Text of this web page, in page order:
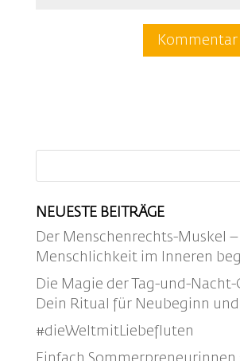
NEUESTE BEITRÄGE
Der Menschenrechts-Muskel
Menschlichkeit im Inneren
Die Magie der Tag-und-Nacht-
Dein Ritual für Neubeginn
#dieWeltmitLiebefluten